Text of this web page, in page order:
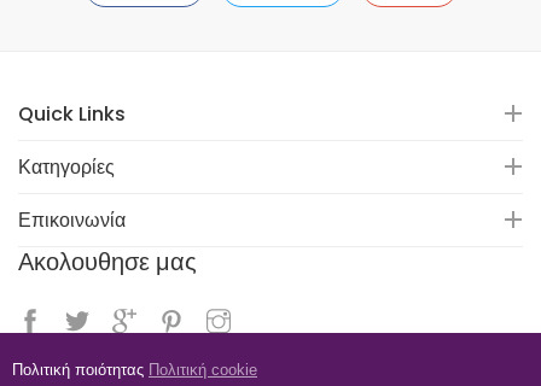
Quick Links
Κατηγορίες
Επικοινωνία
Ακολουθησε μας
Πολιτική ποιότητας Πολιτική cookie